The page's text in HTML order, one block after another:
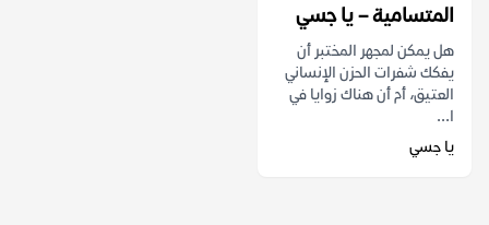
المتسامية – يا جسي
هل يمكن لمجهر المختبر أن
يفكك شفرات الحزن الإنساني
العتيق، أم أن هناك زوايا في
ا...
يا جسي